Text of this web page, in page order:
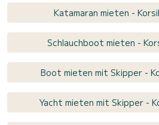
Katamaran mieten -
Schlauchboot mieten -
Boot mieten mit Skipper -
Yacht mieten mit Skipper -